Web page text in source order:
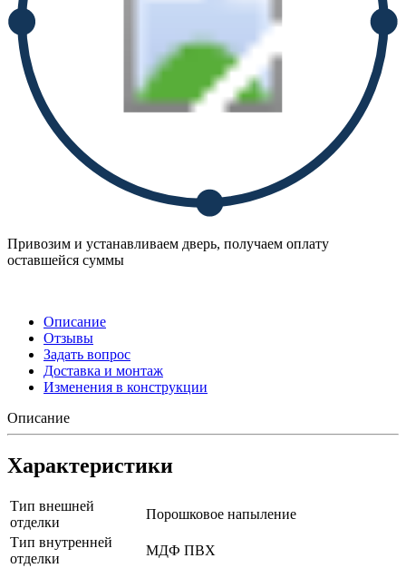
Привозим и устанавливаем дверь, получаем оплату
оставшейся суммы
Описание
Отзывы
Задать вопрос
Доставка и монтаж
Изменения в конструкции
Описание
Характеристики
Тип внешней
отделки
Порошковое напыление
Тип внутренней
отделки
МДФ ПВХ